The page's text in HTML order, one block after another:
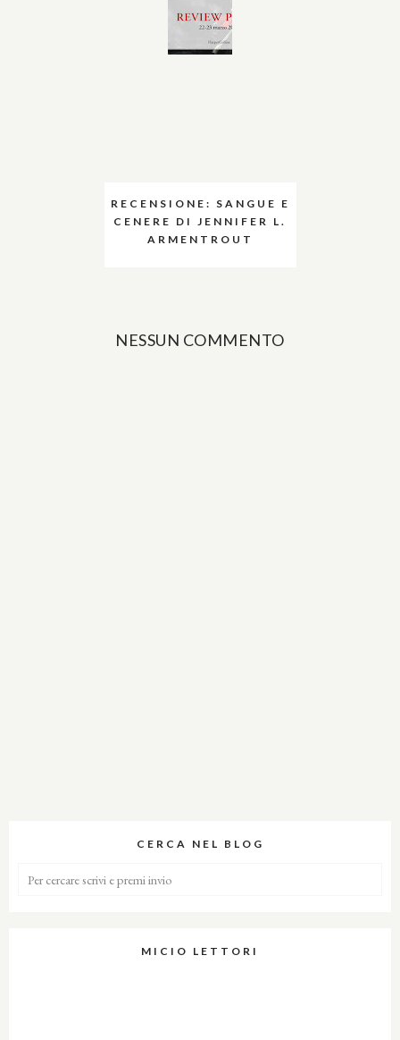
RECENSIONE: SANGUE E
CENERE DI JENNIFER L.
ARMENTROUT
NESSUN COMMENTO
CERCA NEL BLOG
MICIO LETTORI